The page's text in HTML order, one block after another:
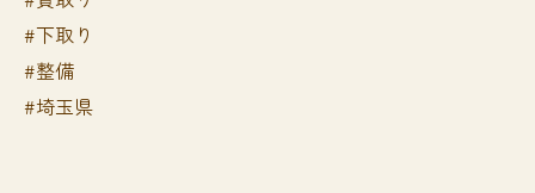
#下取り
#整備
#埼玉県